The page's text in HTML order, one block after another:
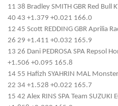
11 38 Bradley SMITH GBR Red Bull
40 43 +1.379 +0.021 166.0
12 45 Scott REDDING GBR Aprilia
26 29 +1.411 +0.032 165.9
13 26 Dani PEDROSA SPA Repsol
+1.506 +0.095 165.8
14 55 Hafizh SYAHRIN MAL
22 34 +1.528 +0.022 165.7
15 42 Alex RINS SPA Team SUZUKI